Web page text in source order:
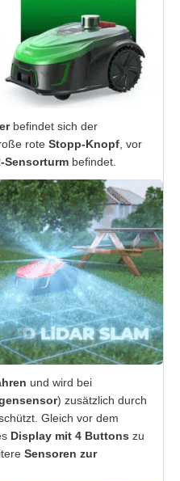
befindet sich der
rote Stopp-Knopf , vor
Sensorturm befindet.
und wird bei
) zusätzlich durch
Gleich vor dem
Display mit 4 Buttons zu
Sensoren zur